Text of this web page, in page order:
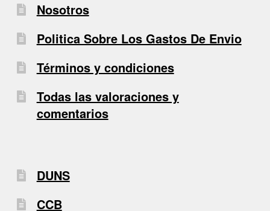
Nosotros
Politica Sobre Los Gastos De Envio
Términos y condiciones
Todas las valoraciones y
comentarios
DUNS
CCB